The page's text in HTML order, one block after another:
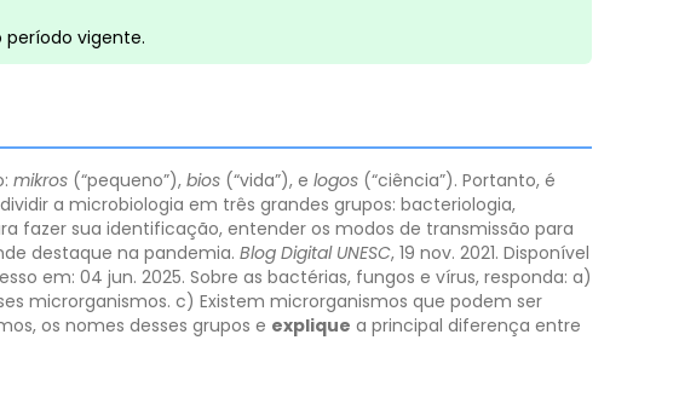
período vigente.
mikros (“pequeno”), bios (“vida”), e logos (“ciência”). Portanto, é
a microbiologia em três grandes grupos: bacteriologia,
fazer sua identificação, entender os modos de transmissão para
destaque na pandemia. Blog Digital UNESC, 19 nov. 2021. Disponível
em: 04 jun. 2025. Sobre as bactérias, fungos e vírus, responda: a)
microrganismos. c) Existem microrganismos que podem ser
os nomes desses grupos e explique a principal diferença entre